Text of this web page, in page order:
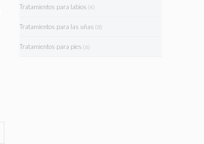
Tratamientos para labios (4)
Tratamientos para las uñas (8)
Tratamientos para pies (6)